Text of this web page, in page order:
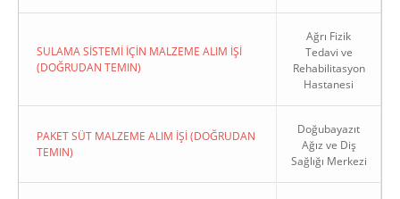
SULAMA SİSTEMİ İÇİN MALZEME ALIM İŞİ
(DOĞRUDAN TEMIN)
Ağrı Fizik
Tedavi ve
Rehabilitasyon
Hastanesi
PAKET SÜT MALZEME ALIM İŞİ (DOĞRUDAN
TEMIN)
Doğubayazıt
Ağız ve Diş
Sağlığı Merkezi